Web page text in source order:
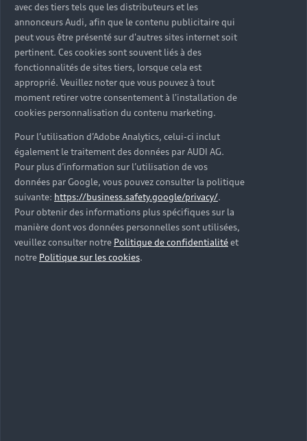
Audi 100%
électriques et
hybrides
rechargeables
Découvrez les gammes Audi 100% électrique e-
tron et hybride rechargeable adaptées à vos
besoins. Design d’exception, technologies de
pointe et performances uniques, retrouvez toute
l’excellence du savoir-faire Audi dans chacun de
ses modèles.
avec des tiers tels que les distributeurs et les
annonceurs Audi, afin que le contenu publicitaire qui
peut vous être présenté sur d'autres sites internet soit
pertinent. Ces cookies sont souvent liés à des
fonctionnalités de sites tiers, lorsque cela est
approprié. Veuillez noter que vous pouvez à tout
moment retirer votre consentement à l'installation de
cookies personnalisation du contenu marketing.
Pour l’utilisation d’Adobe Analytics, celui-ci inclut
également le traitement des données par AUDI AG.
Pour plus d’information sur l’utilisation de vos
données par Google, vous pouvez consulter la politique
suivante: https://business.safety.google/privacy/.
Pour obtenir des informations plus spécifiques sur la
manière dont vos données personnelles sont utilisées,
veuillez consulter notre Politique de confidentialitéet
notre Politique sur les cookies.